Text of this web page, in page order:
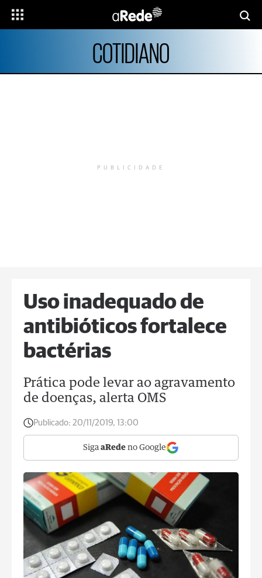
COTIDIANO
PUBLICIDADE
Uso inadequado de
antibióticos fortalece
bactérias
Prática pode levar ao agravamento
de doenças, alerta OMS
Publicado: 20/11/2019, 13:00
Siga aRede no Google